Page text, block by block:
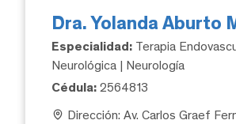
Dra. Yolanda Aburto
Especialidad: Terapia
Neurológica | Neurología
Cédula: 2564813
Dirección: Av. Carlos Graef